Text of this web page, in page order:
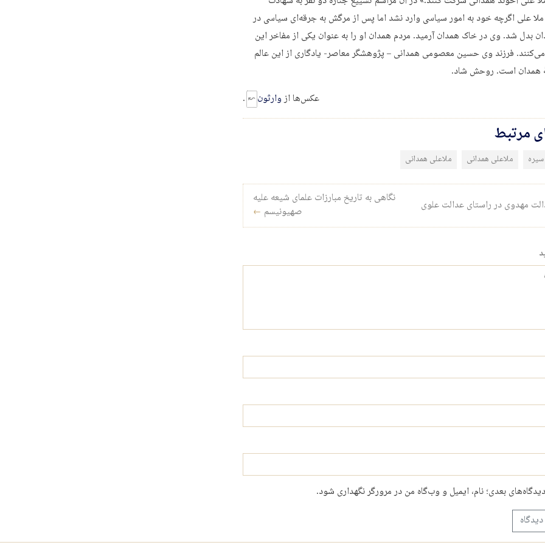
علی اگرچه خود به امور سیاسی وارد نشد اما پس از مرگش به جرقه‌ای سیاسی در
بدل شد. وی در خاک همدان آرمید. مردم همدان او را به عنوان یکی از مفاخر این
فرزند وی حسین معصومی همدانی – پژوهشگر معاصر- یادگاری از این عالم
همدان است. روحش شاد.
عکس‌ها ازوارثون .
مرتبط
ملاعلی همدانی ملاعلی همدانی
نوشته
مهدوی در راستای عدالت علوی
نگاهی به تاریخ مبارزات علمای شیعه علیه
صهیونیسم ←
بعدی؛ نام، ایمیل و وب‌گاه من در مرورگر نگهداری شود.